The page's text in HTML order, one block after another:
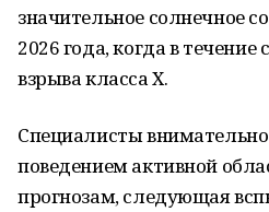
значительное солнечное
2026 года, когда в
взрыва класса Х.
Специалисты
поведением активной
прогнозам, следующая